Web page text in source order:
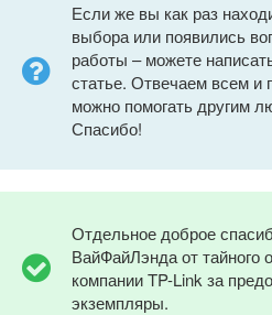
Если же вы как раз
выбора или появились
работы – можете
статье. Отвечаем всем
можно помогать другим
Спасибо!
Отдельное доброе
ВайФайЛэнда от тайного
компании TP-Link за
экземпляры.